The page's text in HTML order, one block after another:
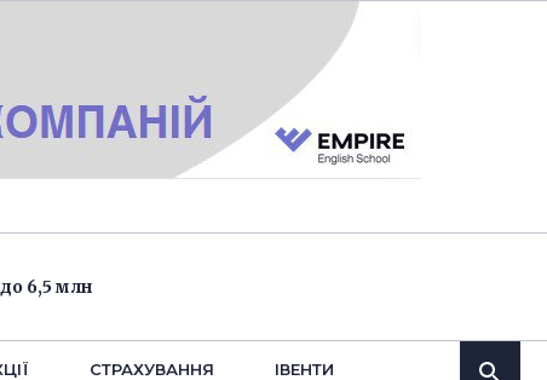
6,5 млн
СТРАХУВАННЯ IВЕНТИ